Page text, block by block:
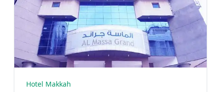
Hotel Makkah